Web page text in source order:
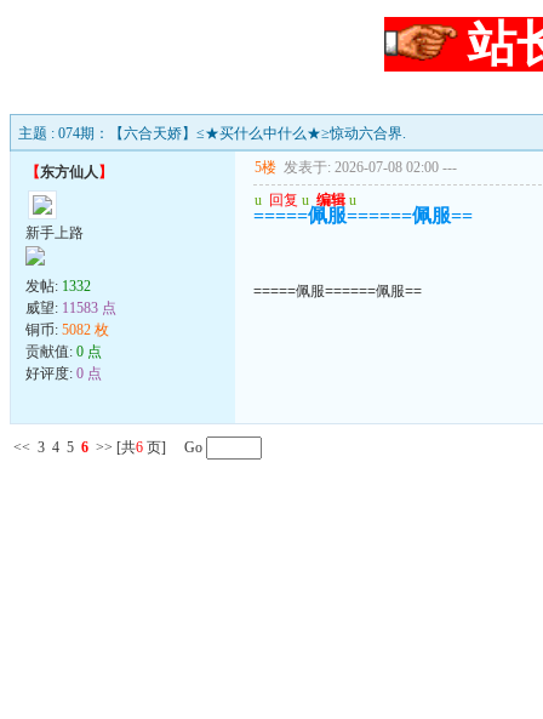
站
主题 : 074期：【六合天娇】≤★买什么中什么★≥惊动六合界.
【东方仙人 】
新手上路
发帖: 1332
威望: 11583 点
铜币: 5082 枚
贡献值: 0 点
好评度: 0 点
5楼 发表于: 2026-07-08 02:00 ---
u 回复 u 编辑 u
=====佩服======佩服==
=====佩服======佩服==
<< 3 4 5 6 >> [共6 页] Go